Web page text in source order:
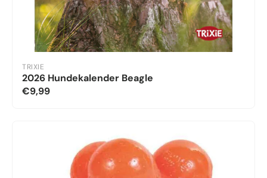
TRIXIE
2026 Hundekalender Beagle
€9,99